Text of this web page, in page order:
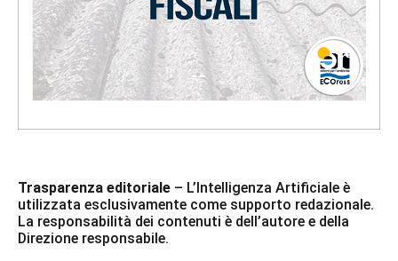
Trasparenza editoriale – L’Intelligenza Artificiale è
utilizzata esclusivamente come supporto redazionale.
La responsabilità dei contenuti è dell’autore e della
Direzione responsabile.